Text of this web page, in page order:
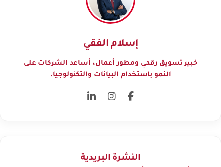
إسلام الفقي
خبير تسويق رقمي ومطور أعمال، أساعد الشركات على
النمو باستخدام البيانات والتكنولوجيا.
النشرة البريدية